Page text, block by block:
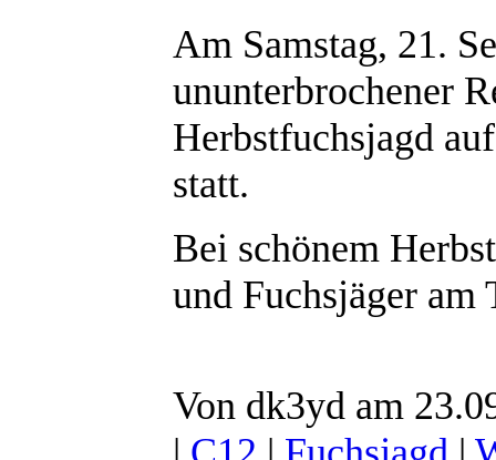
Am Samstag, 21.
ununterbrochener
Herbstfuchsjagd
statt.
Bei schönem
und Fuchsjäger
Von dk3yd am